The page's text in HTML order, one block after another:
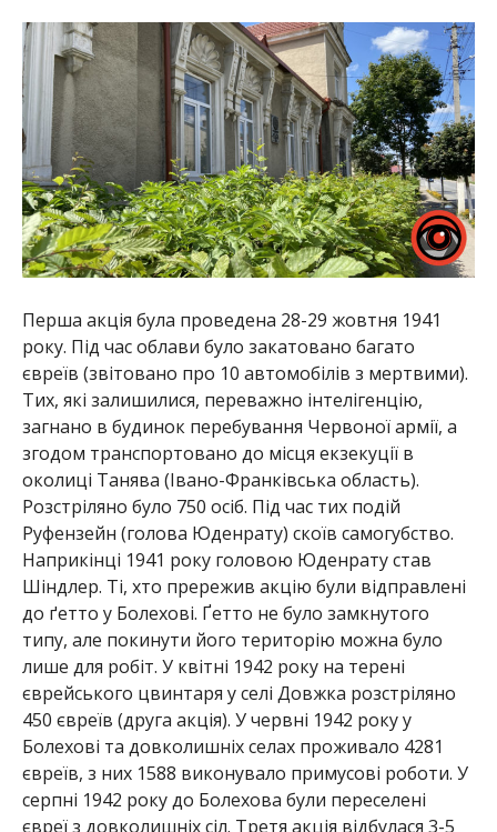
Перша акція була проведена 28-29 жовтня 1941
року. Під час облави було закатовано багато
євреїв (звітовано про 10 автомобілів з мертвими).
Тих, які залишилися, переважно інтелігенцію,
загнано в будинок перебування Червоної армії, а
згодом транспортовано до місця екзекуції в
околиці Танява (Івано-Франківська область).
Розстріляно було 750 осіб. Під час тих подій
Руфензейн (голова Юденрату) скоїв самогубство.
Наприкінці 1941 року головою Юденрату став
Шіндлер. Ті, хто прережив акцію були відправлені
до ґетто у Болехові. Ґетто не було замкнутого
типу, але покинути його територію можна було
лише для робіт. У квітні 1942 року на терені
єврейського цвинтаря у селі Довжка розстріляно
450 євреїв (друга акція). У червні 1942 року у
Болехові та довколишніх селах проживало 4281
євреїв, з них 1588 виконувало примусові роботи. У
серпні 1942 року до Болехова були переселені
євреї з довколишніх сіл. Третя акція відбулася 3-5